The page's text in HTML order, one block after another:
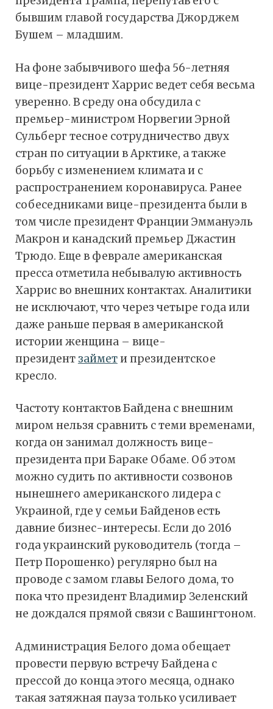
бывшим главой государства Джорджем
Бушем – младшим.
На фоне забывчивого шефа 56-летняя
вице-президент Харрис ведет себя весьма
уверенно. В среду она обсудила с
премьер-министром Норвегии Эрной
Сульберг тесное сотрудничество двух
стран по ситуации в Арктике, а также
борьбу с изменением климата и с
распространением коронавируса. Ранее
собеседниками вице-президента были в
том числе президент Франции Эммануэль
Макрон и канадский премьер Джастин
Трюдо. Еще в феврале американская
пресса отметила небывалую активность
Харрис во внешних контактах. Аналитики
не исключают, что через четыре года или
даже раньше первая в американской
истории женщина – вице-
президент займети президентское
кресло.
Частоту контактов Байдена с внешним
миром нельзя сравнить с теми временами,
когда он занимал должность вице-
президента при Бараке Обаме. Об этом
можно судить по активности созвонов
нынешнего американского лидера с
Украиной, где у семьи Байденов есть
давние бизнес-интересы. Если до 2016
года украинский руководитель (тогда –
Петр Порошенко) регулярно был на
проводе с замом главы Белого дома, то
пока что президент Владимир Зеленский
не дождался прямой связи с Вашингтоном.
Администрация Белого дома обещает
провести первую встречу Байдена с
прессой до конца этого месяца, однако
такая затяжная пауза только усиливает